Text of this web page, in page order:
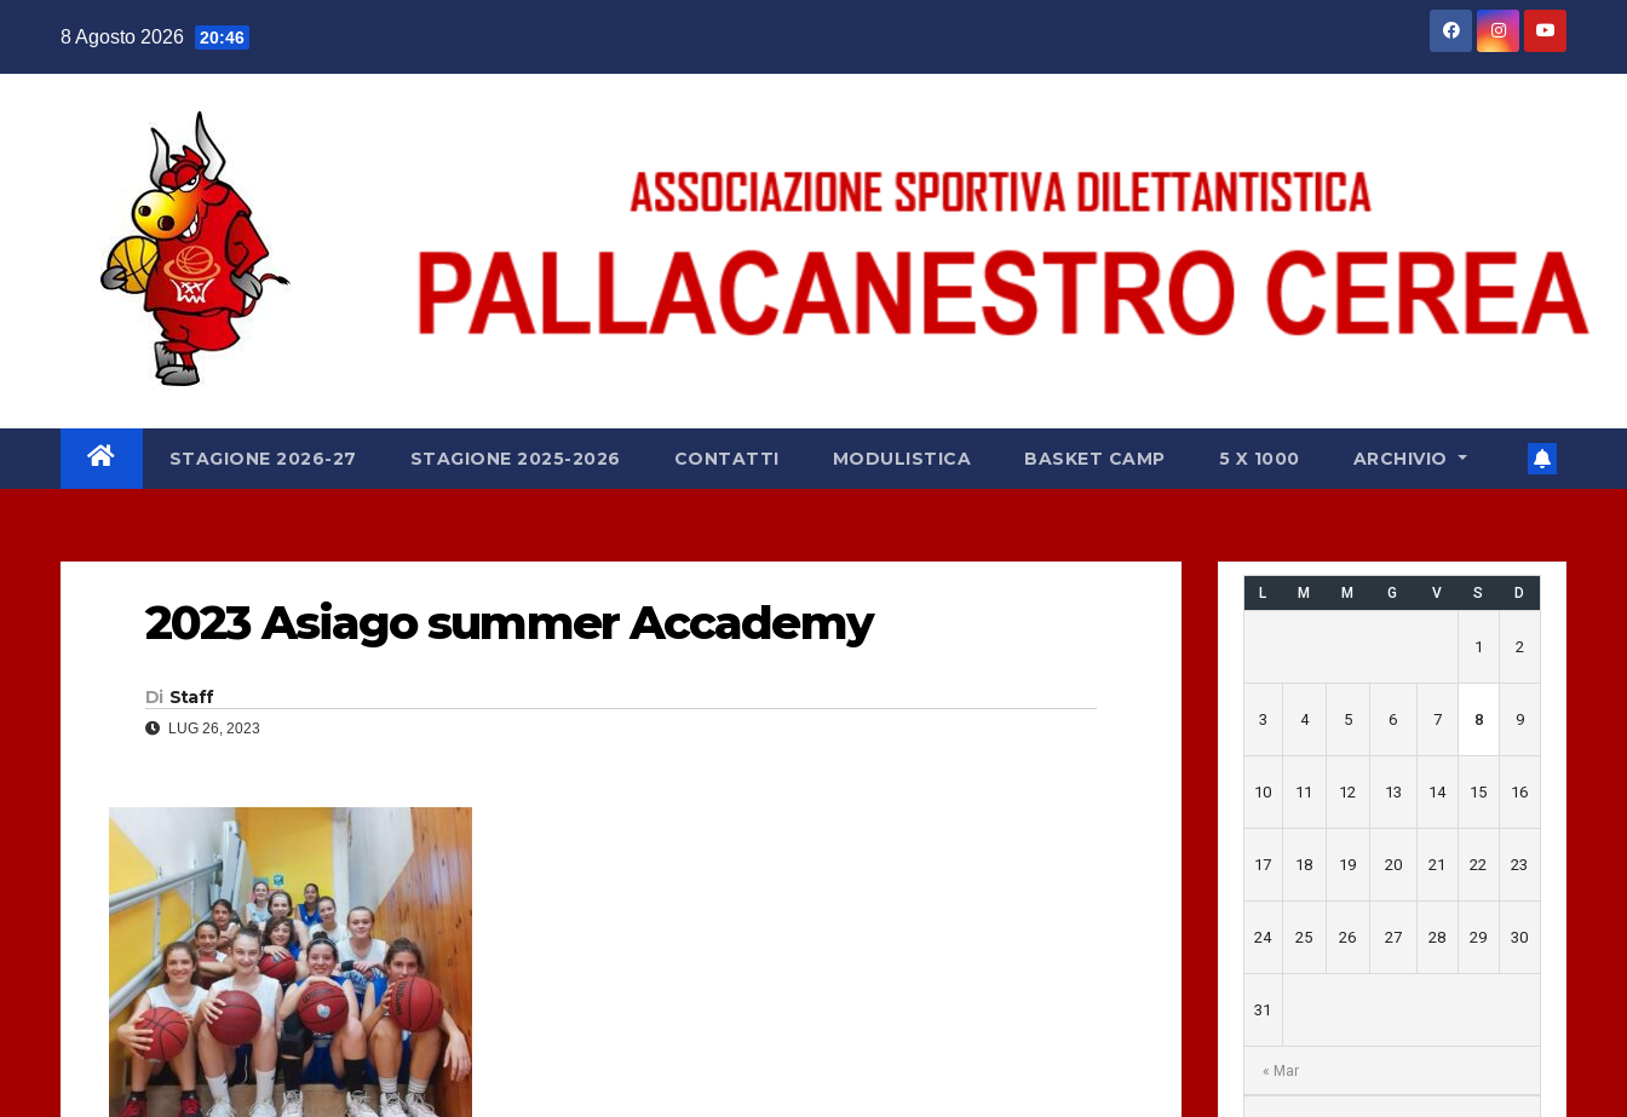
8 Agosto 2026 20:46
STAGIONE 2026-27 STAGIONE 2025-2026 CONTATTI MODULISTICA BASKET CAMP 5 X 1000 ARCHIVIO
2023 Asiago summer Accademy
Di Staff
LUG 26, 2023
L M M G V S D
« Mar
1 2
3 4 5 6 7 8 9
10 11 12 13 14 15 16
17 18 19 20 21 22 23
24 25 26 27 28 29 30
31